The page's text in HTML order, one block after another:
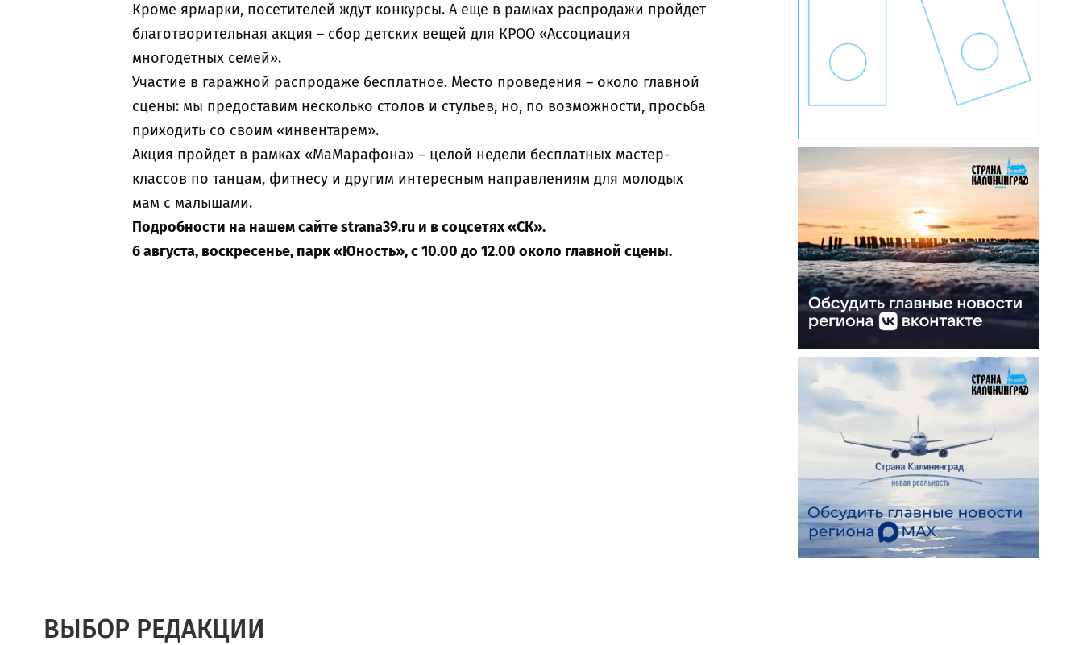
Кроме ярмарки, посетителей ждут конкурсы. А еще в рамках распродажи пройдет
благотворительная акция – сбор детских вещей для КРОО «Ассоциация
многодетных семей».
Участие в гаражной распродаже бесплатное. Место проведения – около главной
сцены: мы предоставим несколько столов и стульев, но, по возможности, просьба
приходить со своим «инвентарем».
Акция пройдет в рамках «МаМарафона» – целой недели бесплатных мастер-
классов по танцам, фитнесу и другим интересным направлениям для молодых
мам с малышами.
Подробности на нашем сайте strana39.ru и в соцсетях «СК».
6 августа, воскресенье, парк «Юность», с 10.00 до 12.00 около главной сцены.
ВЫБОР РЕДАКЦИИ